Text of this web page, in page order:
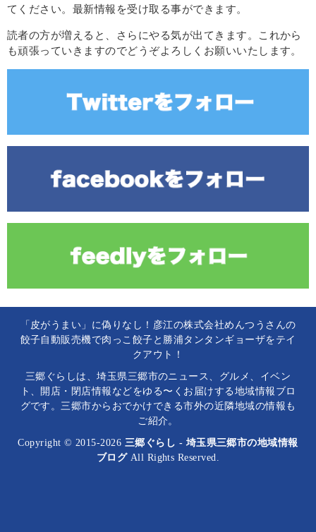
てください。最新情報を受け取る事ができます。
読者の方が増えると、さらにやる気が出てきます。これから
も頑張っていきますのでどうぞよろしくお願いいたします。
「皮がうまい」に偽りなし！彦江の株式会社めんつうさんの
餃子自動販売機で肉っこ餃子と勝浦タンタンギョーザをテイ
クアウト！
三郷ぐらしは、埼玉県三郷市のニュース、グルメ、イベン
ト、開店・閉店情報などをゆる〜くお届けする地域情報ブロ
グです。三郷市からおでかけできる市外の近隣地域の情報も
ご紹介。
Copyright © 2015-2026 三郷ぐらし - 埼玉県三郷市の地域情報
ブログAll Rights Reserved.